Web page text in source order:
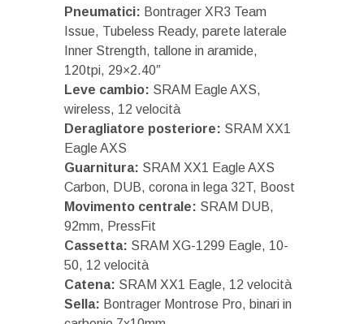
Pneumatici: Bontrager XR3 Team
Issue, Tubeless Ready, parete laterale
Inner Strength, tallone in aramide,
120tpi, 29×2.40″
Leve cambio: SRAM Eagle AXS,
wireless, 12 velocità
Deragliatore posteriore: SRAM XX1
Eagle AXS
Guarnitura: SRAM XX1 Eagle AXS
Carbon, DUB, corona in lega 32T, Boost
Movimento centrale: SRAM DUB,
92mm, PressFit
Cassetta: SRAM XG-1299 Eagle, 10-
50, 12 velocità
Catena: SRAM XX1 Eagle, 12 velocità
Sella: Bontrager Montrose Pro, binari in